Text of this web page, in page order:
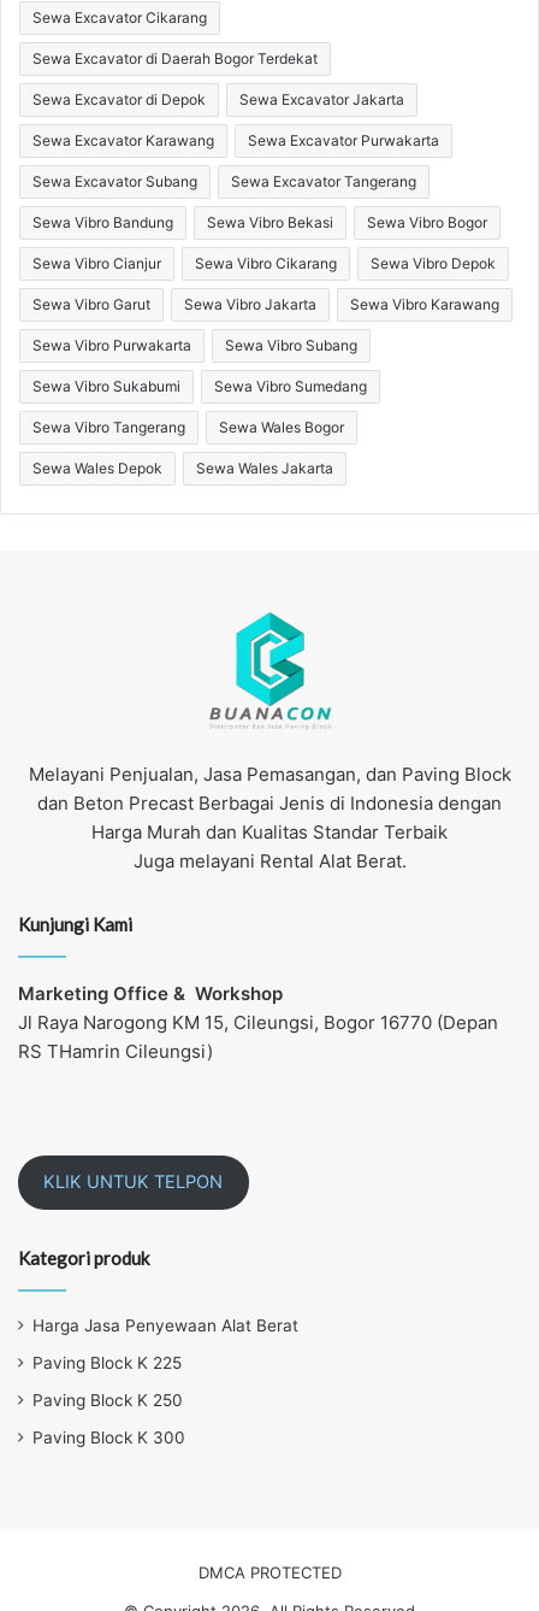
Sewa Excavator Cikarang
Sewa Excavator di Daerah Bogor Terdekat
Sewa Excavator di Depok Sewa Excavator Jakarta
Sewa Excavator Karawang Sewa Excavator Purwakarta
Sewa Excavator Subang Sewa Excavator Tangerang
Sewa Vibro Bandung Sewa Vibro Bekasi Sewa Vibro Bogor
Sewa Vibro Cianjur Sewa Vibro Cikarang Sewa Vibro Depok
Sewa Vibro Garut Sewa Vibro Jakarta Sewa Vibro Karawang
Sewa Vibro Purwakarta Sewa Vibro Subang
Sewa Vibro Sukabumi Sewa Vibro Sumedang
Sewa Vibro Tangerang Sewa Wales Bogor
Sewa Wales Depok Sewa Wales Jakarta
Melayani Penjualan, Jasa Pemasangan, dan Paving Block
dan Beton Precast Berbagai Jenis di Indonesia dengan
Harga Murah dan Kualitas Standar Terbaik
Juga melayani Rental Alat Berat.
Kunjungi Kami
Marketing Office & Workshop
Jl Raya Narogong KM 15, Cileungsi, Bogor 16770 (Depan
RS THamrin Cileungsi)
KLIK UNTUK TELPON
Kategori produk
Harga Jasa Penyewaan Alat Berat
Paving Block K 225
Paving Block K 250
Paving Block K 300
DMCA PROTECTED